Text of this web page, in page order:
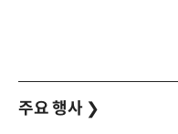
주요 행사 ❯